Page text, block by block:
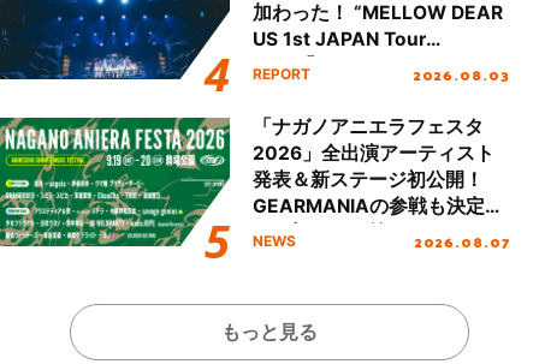
加わった！ “MELLOW DEAR
US 1st JAPAN Tour
Final「NICE to meet YOU
ート!!
REPORT 2026.08.03
「ナガノアニエラフェスタ
2026」全出演アーティスト
発表＆新ステージ初公開！
GEARMANIAの参戦も決定
し、初となる第3ステージの
NEWS 2026.08.07
もっと見る